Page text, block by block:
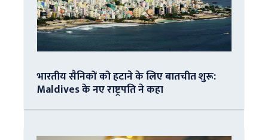
भारतीय सैनिकों को हटाने के लिए बातचीत शुरू:
Maldives के नए राष्ट्रपति ने कहा